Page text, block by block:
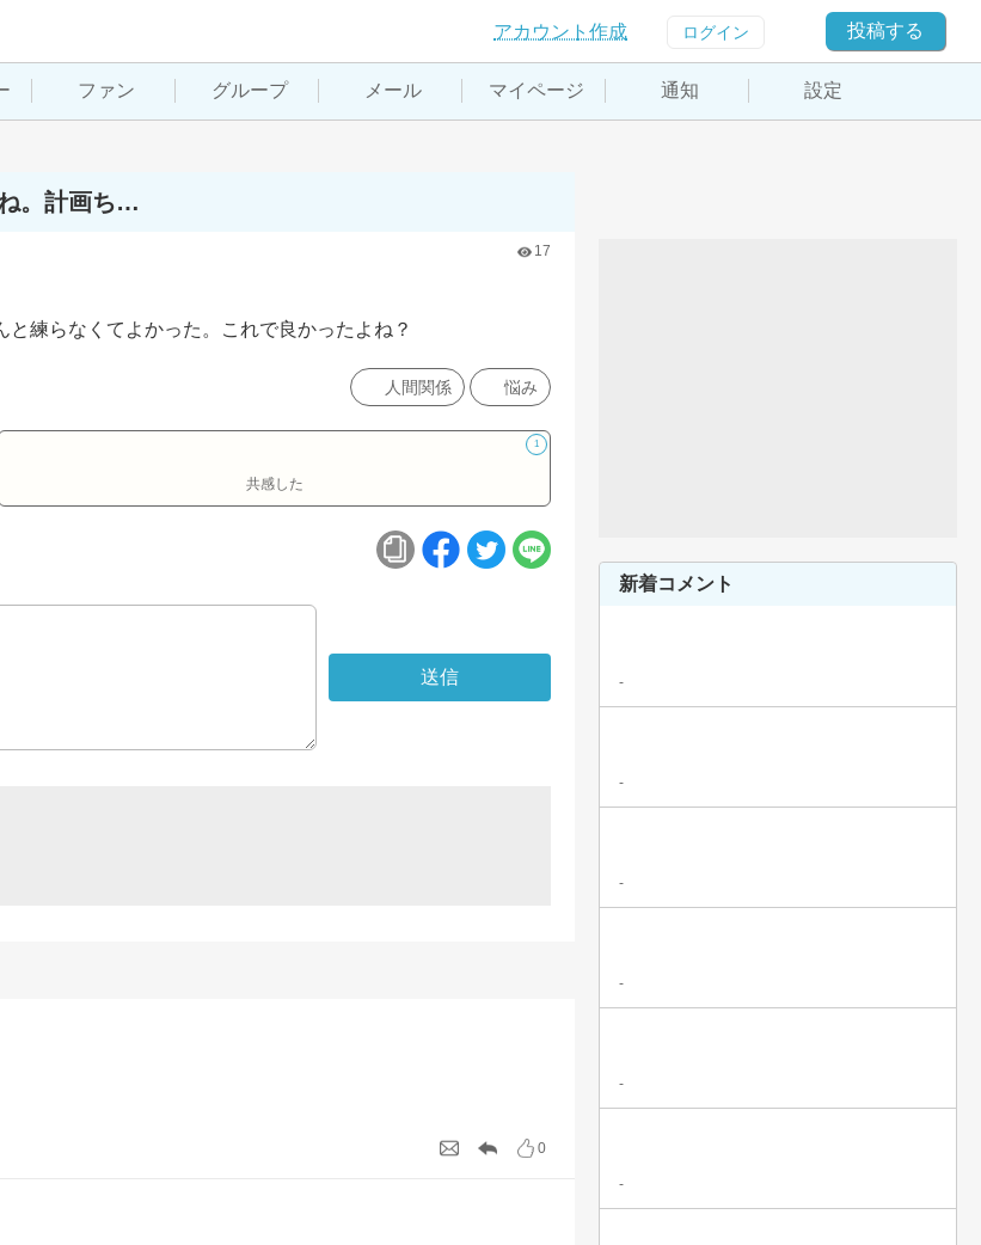
アカウント作成 ログイン 投稿する
ファン グループ メール マイページ 通知 設定
。計画ち…
17
練らなくてよかった。これで良かったよね？
人間関係 悩み
1
共感した
0
新着コメント
-
-
-
-
-
-